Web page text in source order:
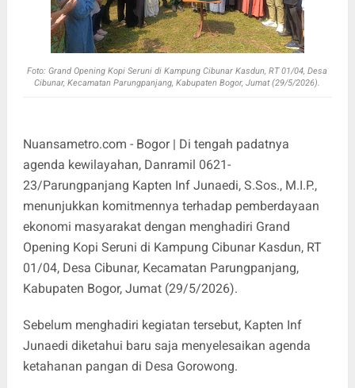
Foto:Grand Opening Kopi Seruni di Kampung Cibunar Kasdun, RT 01/04, Desa
Cibunar, Kecamatan Parungpanjang, Kabupaten Bogor, Jumat (29/5/2026).
Nuansametro.com - Bogor | Di tengah padatnya
agenda kewilayahan, Danramil 0621-
23/Parungpanjang Kapten Inf Junaedi, S.Sos., M.I.P.,
menunjukkan komitmennya terhadap pemberdayaan
ekonomi masyarakat dengan menghadiri Grand
Opening Kopi Seruni di Kampung Cibunar Kasdun, RT
01/04, Desa Cibunar, Kecamatan Parungpanjang,
Kabupaten Bogor, Jumat (29/5/2026).
Sebelum menghadiri kegiatan tersebut, Kapten Inf
Junaedi diketahui baru saja menyelesaikan agenda
ketahanan pangan di Desa Gorowong.